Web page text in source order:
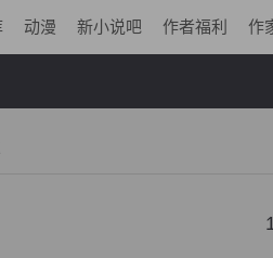
动漫 新小说吧 作者福利 作